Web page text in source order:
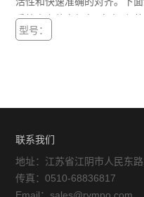
窗口片
偏振元件
反射镜
系统内安装直径在5毫米到1
件可以通过笼板上的8-32（
型号：
联系我们
地址：江苏省江阴市人民东
传真：0510-68836817